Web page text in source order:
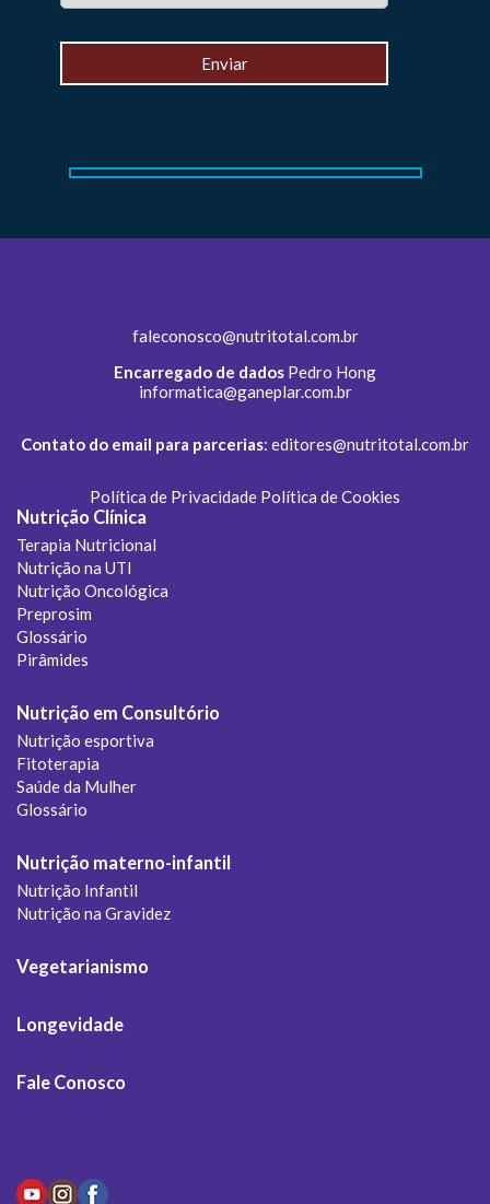
faleconosco@nutritotal.com.br
Encarregado de dados Pedro Hong
informatica@ganeplar.com.br
Contato do email para parcerias: editores@nutritotal.com.br
Política de Privacidade Política de Cookies
Nutrição Clínica
Terapia Nutricional
Nutrição na UTI
Nutrição Oncológica
Preprosim
Glossário
Pirâmides
Nutrição em Consultório
Nutrição esportiva
Fitoterapia
Saúde da Mulher
Glossário
Nutrição materno-infantil
Nutrição Infantil
Nutrição na Gravidez
Vegetarianismo
Longevidade
Fale Conosco